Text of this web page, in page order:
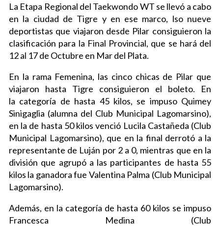
La Etapa Regional del Taekwondo WT se llevó a cabo
en la ciudad de Tigre y en ese marco, lso nueve
deportistas que viajaron desde Pilar consiguieron la
clasificación para la Final Provincial, que se hará del
12 al 17 de Octubre en Mar del Plata.
En la rama Femenina, las cinco chicas de Pilar que
viajaron hasta Tigre consiguieron el boleto. En
la categoría de hasta 45 kilos, se impuso Quimey
Sinigaglia (alumna del Club Municipal Lagomarsino),
en la de hasta 50 kilos venció Lucila Castañeda (Club
Municipal Lagomarsino), que en la final derrotó a la
representante de Luján por 2 a 0, mientras que en la
división que agrupó a las participantes de hasta 55
kilos la ganadora fue Valentina Palma (Club Municipal
Lagomarsino).
Además, en la categoría de hasta 60 kilos se impuso
Francesca Medina (Club